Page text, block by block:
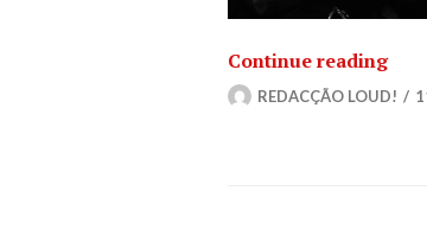
Continue reading
REDACÇÃO LOUD!